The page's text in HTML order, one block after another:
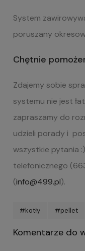
System
poruszany
Chętnie
Zdajemy sobie
systemu nie jest
zapraszamy do
udzieli porady i
wszystkie pytania
telefonicznego
(info@499.pl).
#kotły #pellet
Komentarze do